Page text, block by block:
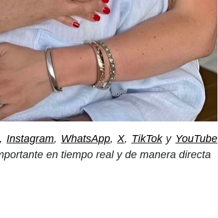
,Instagram, WhatsApp, X, TikToky YouTube
en tiempo real y de manera directa